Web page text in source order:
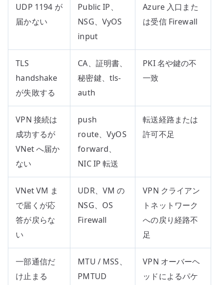
UDP 1194 が
届かない
Public IP、
NSG、VyOS
input
Azure 入口また
は受信 Firewall
TLS
handshake
が失敗する
CA、証明書、
秘密鍵、tls-
auth
PKI 名や鍵の不
一致
VPN 接続は
成功するが
VNet へ届か
ない
push
route、VyOS
forward、
NIC IP 転送
転送経路または
許可不足
VNet VM ま
で届くが応
答が戻らな
い
UDR、VM の
NSG、OS
Firewall
VPN クライアン
トネットワーク
への戻り経路不
足
一部通信だ
け止まる
MTU / MSS、
PMTUD
VPN オーバーヘ
ッドによるパケ